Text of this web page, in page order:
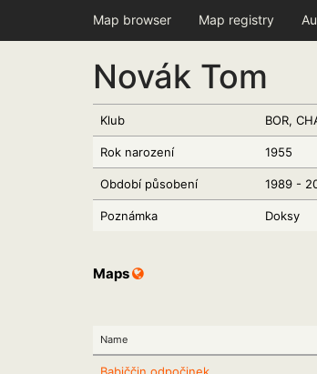
Map browser Map registry
Novák Tom
Klub BOR,
Rok narození 1955
Období působení 1989 -
Poznámka Doksy
Maps
Name